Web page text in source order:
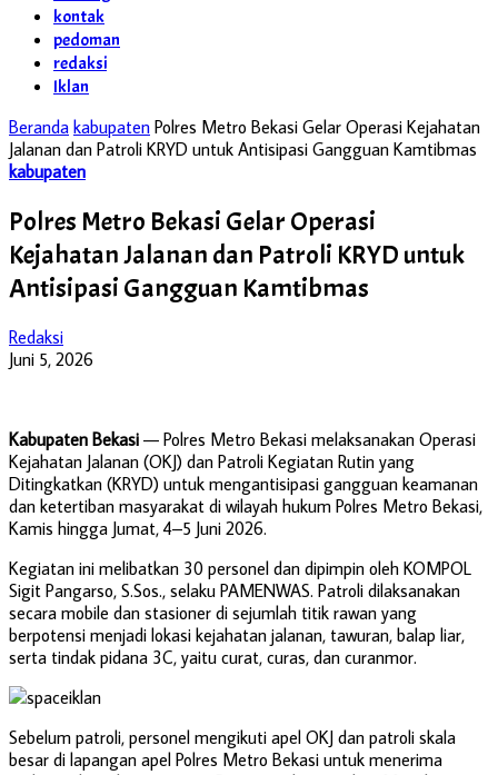
kontak
pedoman
redaksi
Iklan
Beranda kabupaten Polres Metro Bekasi Gelar Operasi Kejahatan
Jalanan dan Patroli KRYD untuk Antisipasi Gangguan Kamtibmas
kabupaten
Polres Metro Bekasi Gelar Operasi
Kejahatan Jalanan dan Patroli KRYD untuk
Antisipasi Gangguan Kamtibmas
Redaksi
Juni 5, 2026
Kabupaten Bekasi — Polres Metro Bekasi melaksanakan Operasi
Kejahatan Jalanan (OKJ) dan Patroli Kegiatan Rutin yang
Ditingkatkan (KRYD) untuk mengantisipasi gangguan keamanan
dan ketertiban masyarakat di wilayah hukum Polres Metro Bekasi,
Kamis hingga Jumat, 4–5 Juni 2026.
Kegiatan ini melibatkan 30 personel dan dipimpin oleh KOMPOL
Sigit Pangarso, S.Sos., selaku PAMENWAS. Patroli dilaksanakan
secara mobile dan stasioner di sejumlah titik rawan yang
berpotensi menjadi lokasi kejahatan jalanan, tawuran, balap liar,
serta tindak pidana 3C, yaitu curat, curas, dan curanmor.
Sebelum patroli, personel mengikuti apel OKJ dan patroli skala
besar di lapangan apel Polres Metro Bekasi untuk menerima